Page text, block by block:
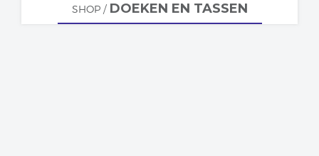
SHOP/ DOEKEN EN TASSEN